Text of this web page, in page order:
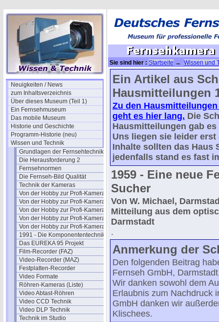
Neuigkeiten / News
zum Inhaltsverzeichnis
Über dieses Museum (Teil 1)
Ein Fernsehmuseum
Das mobile Museum
Historie und Geschichte
Programm-Historie (neu)
Wissen und Technik
Grundlagen der Fernsehtechnik
Die Herausforderung 2
Fernsehnormen
Die Fernseh-Bild Qualität
Technik der Kameras
Von der Hobby zur Profi-Kamera I
Von der Hobby zur Profi-Kamera Ia
Von der Hobby zur Profi-Kamera II
Von der Hobby zur Profi-Kamera III
Von der Hobby zur Profi-Kamera IV
1991 - Die Komponententechnik
Das EUREKA 95 Projekt
Film-Recorder (FAZ)
Video-Recorder (MAZ)
Festplatten-Recorder
Video Formate
Röhren-Kameras (Liste)
Video Abtast-Röhren
Video CCD Technik
Video DLP Technik
Technik im Studio
Sie sind hier : Startseite → Wissen und
Ein Artikel aus
Hausmitteilungen
Zu den
geht es hier lang. Die
Hausmitteilungen gab es
Uns liegen sie leider erst
Inhalte sollten das Haus
jedenfalls stand es fast
1959 - Eine neue
Sucher
Von W. Michael,
Mitteilung aus dem
Darmstadt
.
Anmerkung der
Den folgenden Beitrag
Fernseh GmbH,
Wir danken sowohl dem
Erlaubnis zum Nachdruck
GmbH danken wir
Klischees.